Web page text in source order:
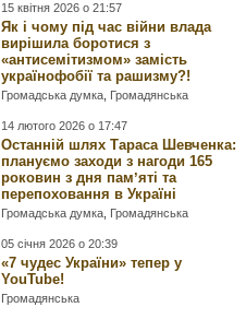
15 квітня 2026 о 21:57
Як і чому під час війни влада
вирішила боротися з
«антисемітизмом» замість
українофобії та рашизму?!
Громадська думка Громадянська
14 лютого 2026 о 17:47
Останній шлях Тараса Шевченка:
плануємо заходи з нагоди 165
роковин з дня памʼяті та
перепоховання в Україні
Громадська думка Громадянська
05 січня 2026 о 20:39
«7 чудес України» тепер у
YouTube!
Громадянська